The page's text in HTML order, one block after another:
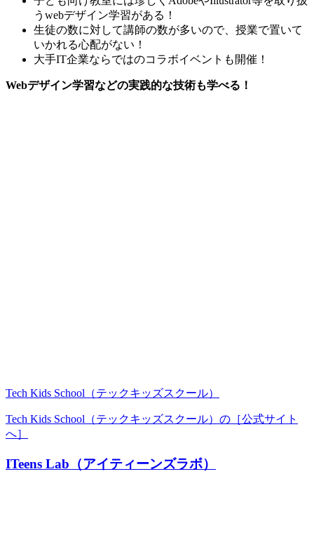
うwebデザイン学習がある！
生徒の数に対して講師の数が多いので、授業で置いて
いかれる心配がない！
大手IT企業ならではのコラボイベントも開催！
Webデザイン学習などの実践的な技術も学べる！
Tech Kids School（テックキッズスクール）
Tech Kids School（テックキッズスクール）の［公式サイト
へ］
ITeens Lab（アイティーンズラボ）